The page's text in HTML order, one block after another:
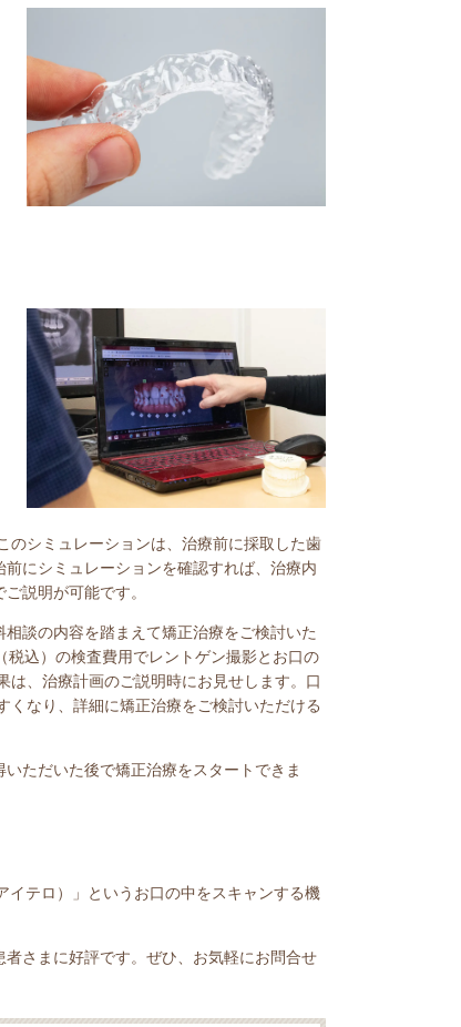
のシミュレーションは、治療前に採取した歯
にシミュレーションを確認すれば、治療内
説明が可能です。
談の内容を踏まえて矯正治療をご検討いた
込）の検査費用でレントゲン撮影とお口の
、治療計画のご説明時にお見せします。口
なり、詳細に矯正治療をご検討いただける
ただいた後で矯正治療をスタートできま
テロ）」というお口の中をスキャンする機
さまに好評です。ぜひ、お気軽にお問合せ